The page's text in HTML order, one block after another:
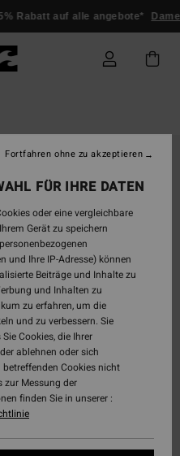
Rabatt auf alle angebote* Damen
FÜR IHRE DATEN
oder eine vergleichbare
Gerät zu speichern
und Ihre IP-Adresse) können
Beiträge und Inhalte zu
und Inhalten zu
zu erfahren, um die
und zu verbessern. Sie
Cookies, die Ihrer
ablehnen oder sich
betreffenden Cookies nicht
zur Messung der
finden Sie in unserer :
Fortfahren ohne zu akzeptieren